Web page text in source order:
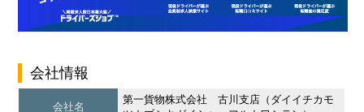
会社情報
会社名
第一貨物株式会社 古川支店（ダイイチカモ